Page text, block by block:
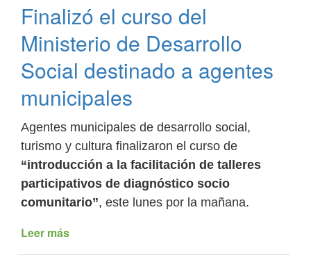
difuntos
en
el
salón
municipal
de
La
Caldera
Finalizó el curso del
Ministerio de Desarrollo
Social destinado a agentes
municipales
Agentes municipales de desarrollo social,
turismo y cultura finalizaron el curso de
“introducción a la facilitación de talleres
participativos de diagnóstico socio
comunitario”, este lunes por la mañana.
Leer más